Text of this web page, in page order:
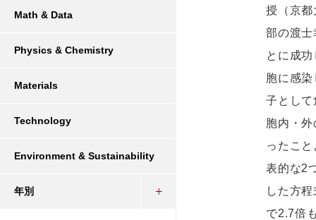
授（京
部の渡
とに成
胞に感
子とし
胞内・
ったこ
表的な2
した方
で2.7倍
Math & Data
Physics & Chemistry
Materials
Technology
Environment & Sustainability
年別